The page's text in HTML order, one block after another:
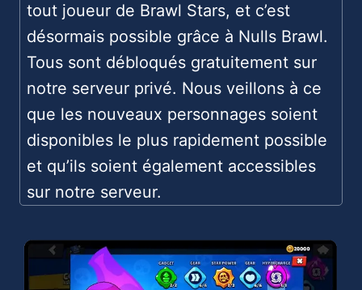
tout joueur de Brawl Stars, et c’est
désormais possible grâce à Nulls Brawl.
Tous sont débloqués gratuitement sur
notre serveur privé. Nous veillons à ce
que les nouveaux personnages soient
disponibles le plus rapidement possible
et qu’ils soient également accessibles
sur notre serveur.